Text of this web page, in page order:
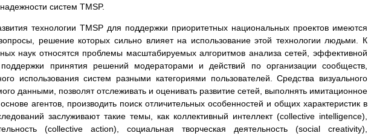
систем TMSP.
технологии TMSP для поддержки приоритетных национальных проектов имеются
решение которых сильно влияет на использование этой технологии людьми. К
наук относятся проблемы масштабируемых алгоритмов анализа сетей, эффективной
принятия решений модераторами и действий по организации сообществ,
использования систем разными категориями пользователей. Средства визуального
данными, позволят отслеживать и оценивать развитие сетей, выполнять имитационное
агентов, производить поиск отличительных особенностей и общих характеристик в
заслуживают такие темы, как коллективный интеллект (collective intelligence),
(collective action), социальная творческая деятельность (social creativity),